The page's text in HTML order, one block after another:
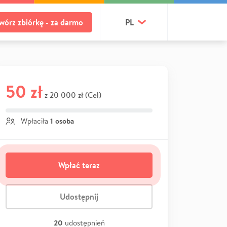
zbiórkę - za darmo PL
50 zł z 20 000 zł (Cel)
Wpłaciła 1 osoba
Wpłać teraz
Udostępnij
20 udostępnień